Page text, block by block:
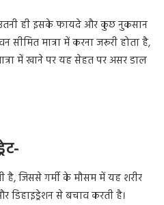
उतनी ही इसके फायदे और कुछ नुकसान
मात्रा में करना जरूरी होता है,
में खाने पर यह सेहत पर असर डाल
है, जिससे गर्मी के मौसम में यह शरीर
डिहाइड्रेशन से बचाव करती है।